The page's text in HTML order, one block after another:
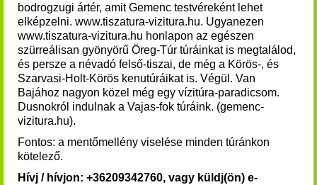
bodrogzugi ártér, amit Gemenc testvéreként lehet
elképzelni. www.tiszatura-vizitura.hu. Ugyanezen
www.tiszatura-vizitura.hu honlapon az egészen
szürreálisan gyönyörű Öreg-Túr túráinkat is megtalálod,
és persze a névadó felső-tiszai, de még a Körös-, és
Szarvasi-Holt-Körös kenutúráikat is. Végül. Van
Bajához nagyon közel még egy vízitúra-paradicsom.
Dusnokról indulnak a Vajas-fok túráink. (gemenc-
vizitura.hu).
Fontos: a mentőmellény viselése minden túránkon
kötelező.
Hívj / hívjon: +36209342760, vagy küldj(ön) e-